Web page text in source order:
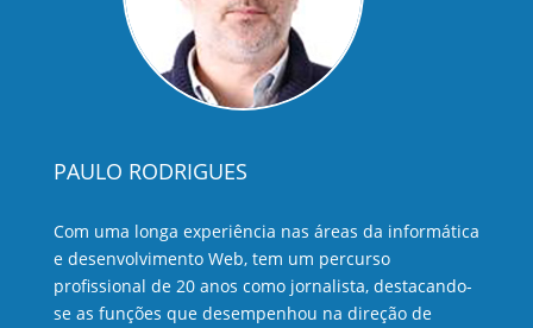
PAULO RODRIGUES
Com uma longa experiência nas áreas da informática
e desenvolvimento Web, tem um percurso
profissional de 20 anos como jornalista, destacando-
se as funções que desempenhou na direção de